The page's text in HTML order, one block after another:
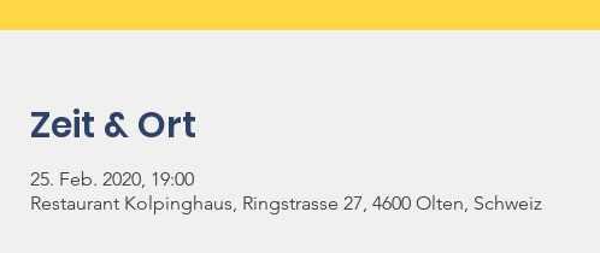
Zeit & Ort
25. Feb. 2020, 19:00
Restaurant Kolpinghaus, Ringstrasse 27, 4600 Olten, Schweiz